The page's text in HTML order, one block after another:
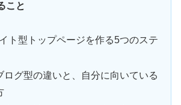
こと
ト型トップページを作る5つのステ
ログ型の違いと、自分に向いている